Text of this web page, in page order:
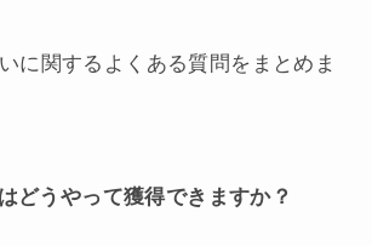
に関するよくある質問をまとめま
どうやって獲得できますか？